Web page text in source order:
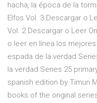
hacha, la época de la
Elfos Vol. 3 Descargar o
Vol. 2 Descargar o Leer
o leer en línea los mejores
espada de la verdad
la verdad Series 25
spanish edition by Timun
books of the original